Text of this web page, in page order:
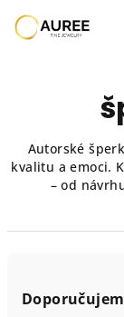
na
obsah
Autorské
kvalitu a emoci.
– od